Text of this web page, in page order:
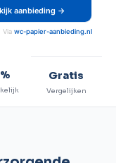
aanbieding →
Via wc-papier-aanbieding.nl
Gratis
Vergelijken